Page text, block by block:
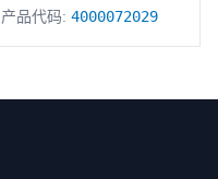
产品代码: 4000072029